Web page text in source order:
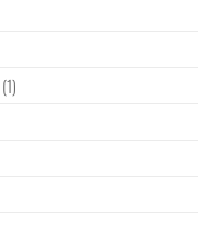
(1)